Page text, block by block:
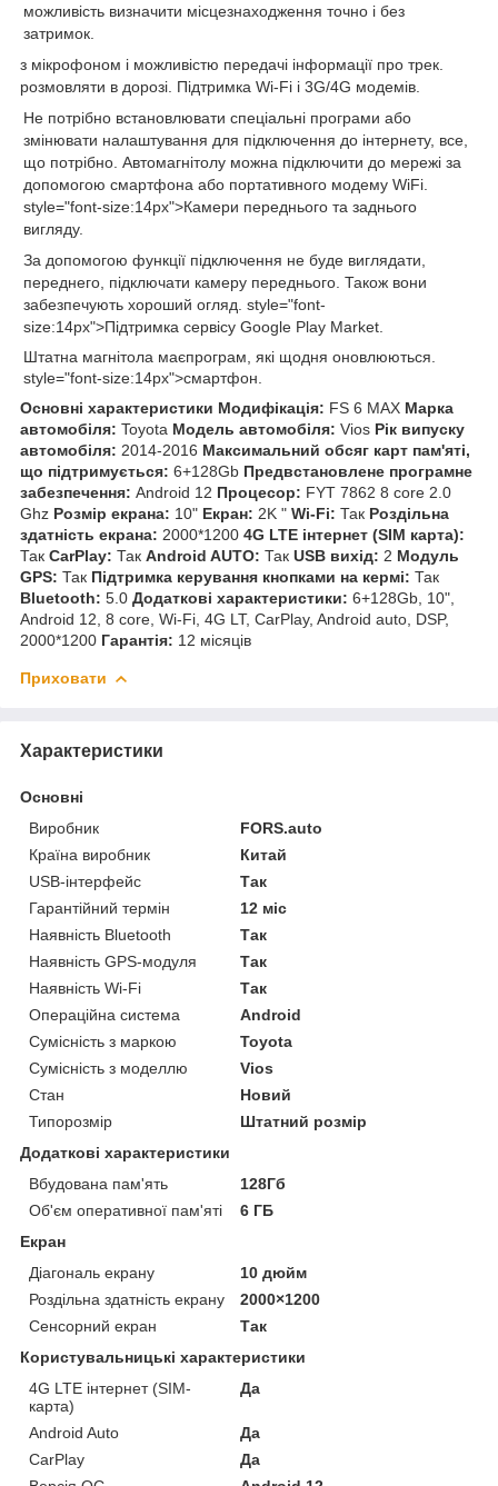
можливість визначити місцезнаходження точно і без
затримок.
з мікрофоном і можливістю передачі інформації про трек.
розмовляти в дорозі. Підтримка Wi-Fi і 3G/4G модемів.
Не потрібно встановлювати спеціальні програми або
змінювати налаштування для підключення до інтернету, все,
що потрібно. Автомагнітолу можна підключити до мережі за
допомогою смартфона або портативного модему WiFi.
style="font-size:14px">Камери переднього та заднього
вигляду.
За допомогою функції підключення не буде виглядати,
переднего, підключати камеру переднього. Також вони
забезпечують хороший огляд. style="font-
size:14px">Підтримка сервісу Google Play Market.
Штатна магнітола маєпрограм, які щодня оновлюються.
style="font-size:14px">смартфон.
Основні характеристики Модифікація: FS 6 MAX Марка
автомобіля: Toyota Модель автомобіля: Vios Рік випуску
автомобіля: 2014-2016 Максимальний обсяг карт пам'яті,
що підтримується: 6+128Gb Предвстановлене програмне
забезпечення: Android 12 Процесор: FYT 7862 8 core 2.0
Ghz Розмір екрана: 10" Екран: 2K " Wi-Fi: Так Роздільна
здатність екрана: 2000*1200 4G LTE інтернет (SIM карта):
Так CarPlay: Так Android AUTO: Так USB вихід: 2 Модуль
GPS: Так Підтримка керування кнопками на кермі: Так
Bluetooth: 5.0 Додаткові характеристики: 6+128Gb, 10",
Android 12, 8 core, Wi-Fi, 4G LT, CarPlay, Android auto, DSP,
2000*1200 Гарантія: 12 місяців
Приховати
Характеристики
Основні
Виробник
FORS.auto
Країна виробник
Китай
USB-інтерфейс
Так
Гарантійний термін
12 міс
Наявність Bluetooth
Так
Наявність GPS-модуля
Так
Наявність Wi-Fi
Так
Операційна система
Android
Сумісність з маркою
Toyota
Сумісність з моделлю
Vios
Стан
Новий
Типорозмір
Штатний розмір
Додаткові характеристики
Вбудована пам'ять
128Гб
Об'єм оперативної пам'яті
6 ГБ
Екран
Діагональ екрану
10 дюйм
Роздільна здатність екрану
2000×1200
Сенсорний екран
Так
Користувальницькі характеристики
4G LTE інтернет (SIM-
карта)
Да
Android Auto
Да
CarPlay
Да